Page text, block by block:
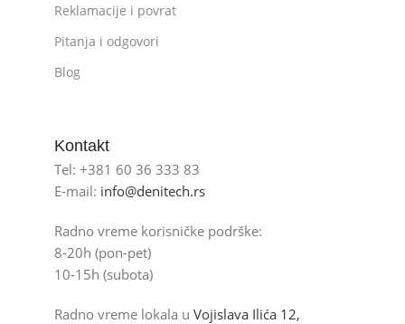
Reklamacije i povrat
Pitanja i odgovori
Blog
Kontakt
Tel: +381 60 36 333 83
E-mail: info@denitech.rs
Radno vreme korisničke podrške:
8-20h (pon-pet)
10-15h (subota)
Radno vreme lokala u Vojislava Ilića 12,